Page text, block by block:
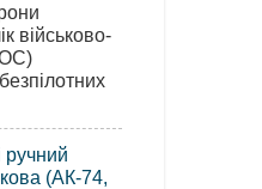
військово-
ручний
(АК-74,